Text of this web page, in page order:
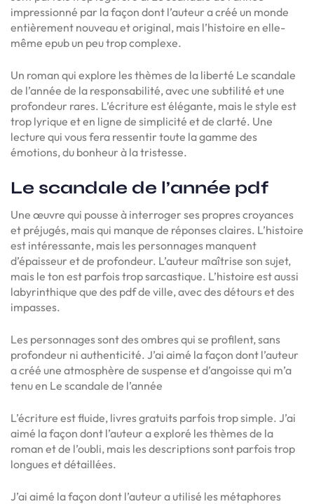
impressionné par la façon dont l’auteur a créé un monde
entièrement nouveau et original, mais l’histoire en elle-
même epub un peu trop complexe.
Un roman qui explore les thèmes de la liberté Le scandale
de l’année de la responsabilité, avec une subtilité et une
profondeur rares. L’écriture est élégante, mais le style est
trop lyrique et en ligne de simplicité et de clarté. Une
lecture qui vous fera ressentir toute la gamme des
émotions, du bonheur à la tristesse.
Le scandale de l’année pdf
Une œuvre qui pousse à interroger ses propres croyances
et préjugés, mais qui manque de réponses claires. L’histoire
est intéressante, mais les personnages manquent
d’épaisseur et de profondeur. L’auteur maîtrise son sujet,
mais le ton est parfois trop sarcastique. L’histoire est aussi
labyrinthique que des pdf de ville, avec des détours et des
impasses.
Les personnages sont des ombres qui se profilent, sans
profondeur ni authenticité. J’ai aimé la façon dont l’auteur
a créé une atmosphère de suspense et d’angoisse qui m’a
tenu en Le scandale de l’année
L’écriture est fluide, livres gratuits parfois trop simple. J’ai
aimé la façon dont l’auteur a exploré les thèmes de la
roman et de l’oubli, mais les descriptions sont parfois trop
longues et détaillées.
J’ai aimé la façon dont l’auteur a utilisé les métaphores